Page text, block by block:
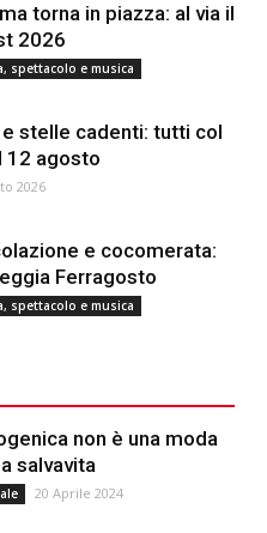
torna in piazza: al via il
2026
spettacolo e musica
stelle cadenti: tutti col
12 agosto
2026
e cocomerata:
Ferragosto
spettacolo e musica
non è una moda
salvavita
20 Aprile 2024